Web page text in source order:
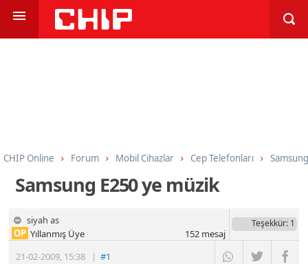
CHIP Online Forum Mobil Cihazlar Cep Telefonları Samsung
Samsung E250 ye müzik
siyah as
21-02-2009, 15:38 |#1
OP Yıllanmış Üye
Teşekkür: 1
152mesaj